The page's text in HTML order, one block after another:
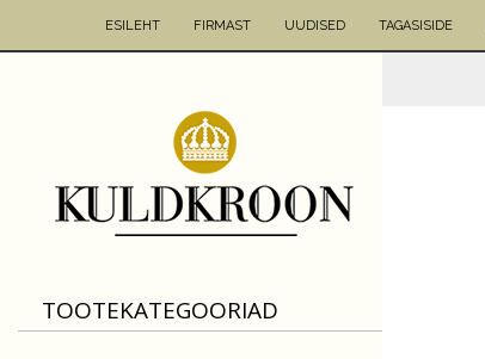
ESILEHT FIRMAST UUDISED TAGASISIDE
TOOTEKATEGOORIAD